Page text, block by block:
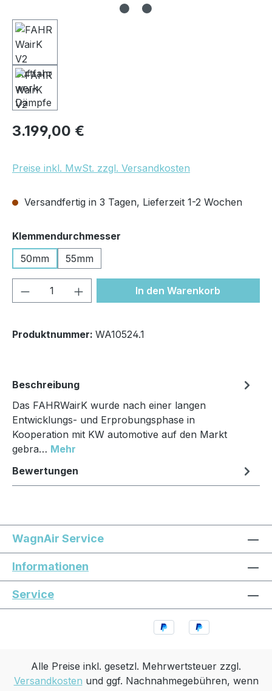
Regulärer Preis:
3.199,00 €
Preise inkl. MwSt. zzgl. Versandkosten
Versandfertig in 3 Tagen, Lieferzeit 1-2 Wochen
Klemmendurchmesser
50mm
55mm
Produkt Anzahl: Gib denIn den Warenkorb
Produktnummer: WA10524.1
Beschreibung
Das FAHRWairK wurde nach einer langen
Entwicklungs- und Erprobungsphase in
Kooperation mit KW automotive auf den Markt
gebra… Mehr
Bewertungen
WagnAir Service
Informationen
Service
Alle Preise inkl. gesetzl. Mehrwertsteuer zzgl.
Versandkosten und ggf. Nachnahmegebühren, wenn